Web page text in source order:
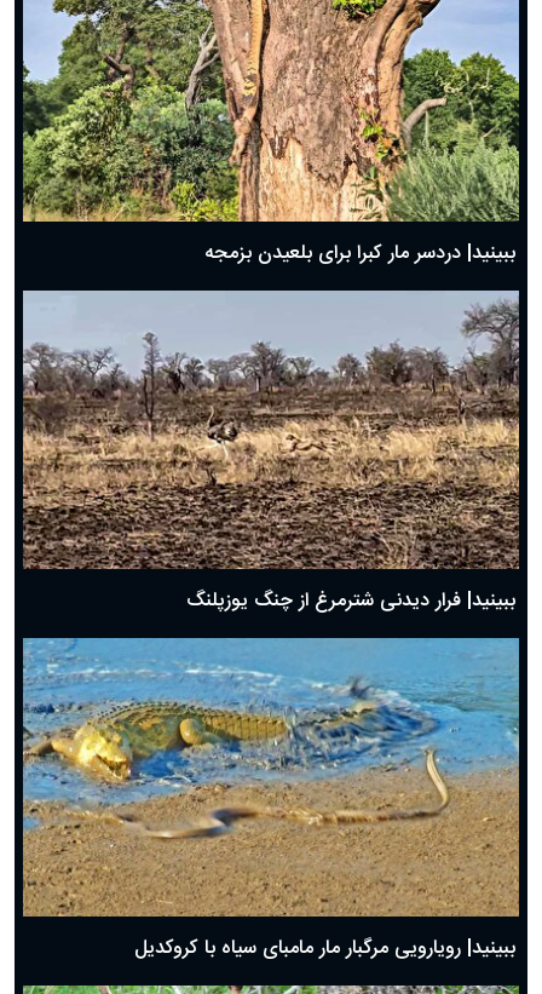
ببینید| دردسر مار کبرا برای بلعیدن بزمجه
ببینید| فرار دیدنی شترمرغ از چنگ یوزپلنگ
ببینید| رویارویی مرگبار مار مامبای سیاه با کروکدیل